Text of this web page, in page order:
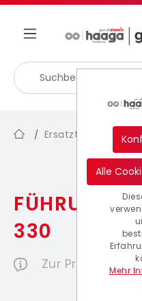
/ Ersatzteile
330
Zur
Alle
Mehr